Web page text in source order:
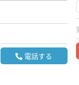
電話する